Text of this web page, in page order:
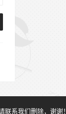
系我们删除，谢谢！